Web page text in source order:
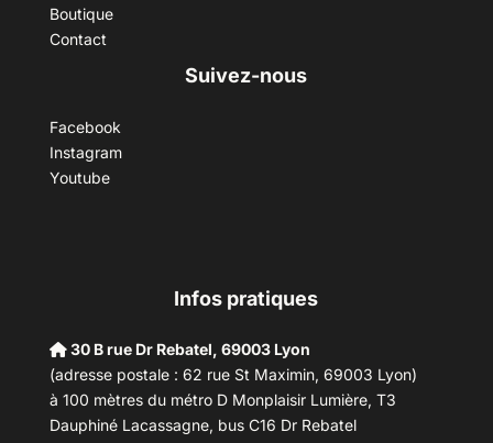
Boutique
Contact
Suivez-nous
Facebook
Instagram
Youtube
Infos pratiques
30 B rue Dr Rebatel, 69003 Lyon
(adresse postale : 62 rue St Maximin, 69003 Lyon)
à 100 mètres du métro D Monplaisir Lumière, T3
Dauphiné Lacassagne, bus C16 Dr Rebatel